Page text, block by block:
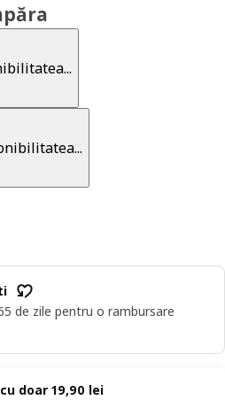
de zile pentru o rambursare
doar 19,90 lei